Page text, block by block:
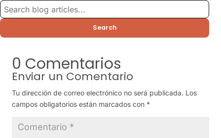
Search
0 Comentarios
Enviar un Comentario
Tu dirección de correo electrónico no será publicada. Los
campos obligatorios están marcados con *